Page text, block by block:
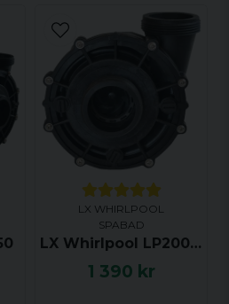
LX WHIRLPOOL
SPABAD
LX Whirlpool LP200, WP200-I, WP200-II Pumphus
1 390 kr